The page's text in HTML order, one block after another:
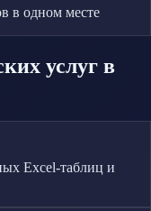
в одном месте
услуг в
Excel-таблиц и